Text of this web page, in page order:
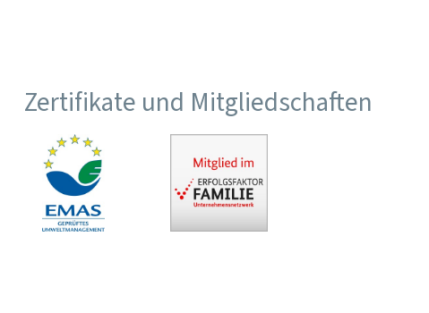
Zertifikate und Mitgliedschaften